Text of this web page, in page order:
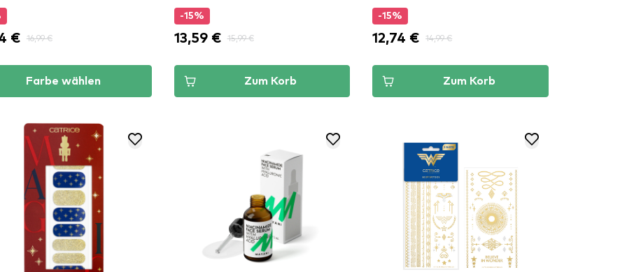
€ 16,99 €
Farbe wählen
-15%
13,59 € 15,99 €
Zum Korb
-15%
12,74 € 14,99 €
Zum Korb